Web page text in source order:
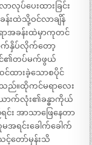
လုပ်ပေးထားခြင်း
န်းထဲသို့ဝင်လာချိန်
ရာအခန်းထဲမှာကုတင်
ာက်နှိပ်လိုက်တော့
င်၏တပ်မက်ဖွယ်
ားခဲ့သောစပိုင်
ည်။ထိုကင်မရာလေး
ောက်လုံး၏ခန္ဓာကိုယ်
အာသာဖြေနေတာ
ရင်းခေါက်ခေါက်
င့်တော်မှန်းသိ